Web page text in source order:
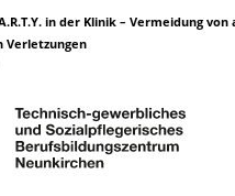
in der Klinik – Vermeidung
Verletzungen